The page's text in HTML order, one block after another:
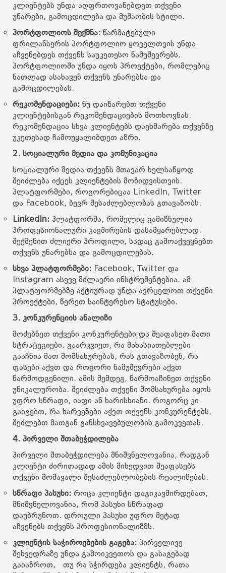
კლიენტებს უნდა აღფრთოვანებდეთ თქვენი
უნარები, გამოცდილება და მუშაობის სტილი.
პორტფოლიოს შექმნა: წარმატებული
ფრილანსერის პორტფოლიო ყოველთვის უნდა
აჩვენებდეს თქვენს საუკეთესო ნამუშევრებს.
პორტფოლიოში უნდა იყოს პროექტები, რომლებიც
ნათლად ასახავენ თქვენს უნარებსა და
გამოცდილებას.
რეკომენდაციები: ნუ დაიზარებთ თქვენი
კლიენტებისგან რეკომენდაციების მოთხოვნას.
რეკომენდაცია სხვა კლიენტებს დაეხმარება თქვენზე
უკეთესად ჩამოუყალიბდეთ აზრი.
2. სოციალური მედია და კომუნიკაცია
სოციალური მედია თქვენს მთავარ ხელსაწყოდ
შეიძლება იქცეს კლიენტების მოზიდვისთვის.
პლატფორმები, როგორებიცაა LinkedIn, Twitter
და Facebook, ბევრ შესაძლებლობას გთავაზობს.
LinkedIn: პლატფორმა, რომელიც გამიზნულია
პროფესიონალური კავშირების დასამყარებლად.
შექმენით ძლიერი პროფილი, სადაც გამოაქვეყნებთ
თქვენს უნარებსა და გამოცდილებას.
სხვა პლატფორმები: Facebook, Twitter და
Instagram ასევე მძლავრი ინსტრუმენტებია. ამ
პლატფორმებზე აქტიურად უნდა ავრცელოთ თქვენი
პროექტები, წერეთ საინტერესო სტატუსები.
3. კონკურენციის ანალიზი
მოძებნეთ თქვენი კონკურენტები და შეაფასეთ მათი
სტრატეგიები. გაარკვიეთ, რა მახასიათებლები
გააჩნია მათ მომსახურებას, რას გთავაზობენ, რა
ფასები აქვთ და როგორი ნამუშევრები აქვთ
წარმოდგენილი. ამის შემდეგ, წარმოაჩინეთ თქვენი
უნიკალურობა. შეიძლება თქვენი მომსახურება იყოს
უფრო სწრაფი, იაფი ან ხარისხიანი. როგორც კი
გაიგებთ, რა ხარვეზები აქვთ თქვენს კონკურენტებს,
შეძლებთ მათგან განსხვავებულობის გამოკვეთას.
4. პირველი შთაბეჭდილება
პირველი შთაბეჭდილება მნიშვნელოვანია, რადგან
კლიენტი ძირითადად ამის მიხედვით შეაფასებს
თქვენი მომავალი შესაძლებლობების რეალიზებას.
სწრაფი პასუხი: როცა კლიენტი დაგიკავშირდებათ,
მნიშვნელოვანია, რომ პასუხი სწრაფად
დაუბრუნოთ. დროული პასუხი უფრო მეტად
აჩვენებს თქვენს პროფესიონალიზმს.
კლიენტის საჭიროებების გაგება: პირველივე
შეხვედრაზე უნდა გამოიკვეთოს და გასაგებად
გაიაზროთ, თუ რა სჭირდება კლიენტს, რათა